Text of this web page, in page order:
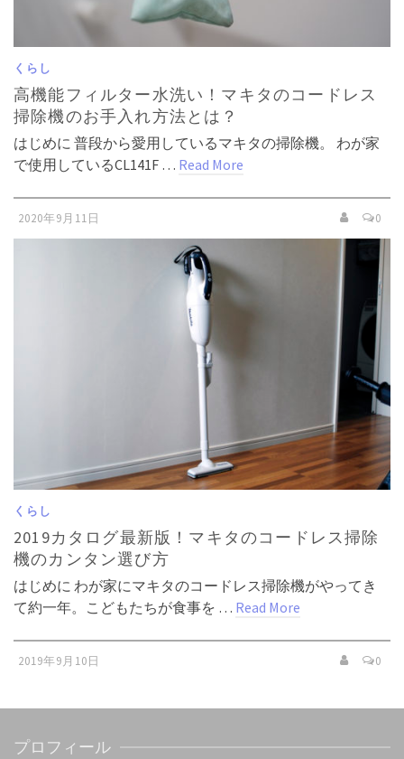
くらし
高機能フィルター水洗い！マキタのコードレス
掃除機のお手入れ方法とは？
はじめに 普段から愛用しているマキタの掃除機。 わが家
で使用しているCL141F … Read More
2020年9月11日 0
くらし
2019カタログ最新版！マキタのコードレス掃除
機のカンタン選び方
はじめに わが家にマキタのコードレス掃除機がやってき
て約一年。こどもたちが食事を … Read More
2019年9月10日 0
プロフィール